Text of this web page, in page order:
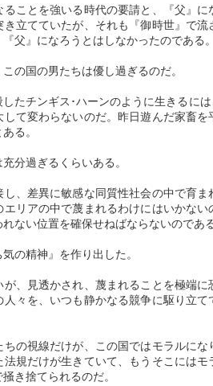
ことを強いる時代の要請と、『父』
立てていたが、それも『御時世』で
父』になろうとはしなかったのである。
の国の男たちは優し過ぎるのだ。
たチンギス･ハーンのように生きるに
て変わらないのだ。昨日遊んだ家畜
る。
分過ぎるくらいある。
、差異に敏感な同質性社会の中で育
リアの中で蔑まれるわけにはいかな
ない位置を確保せねばならないのである
の精神』を作り出した。
、見透かされ、蔑まれることを極端
々を、いつも静かなる競争に駆り立
の視線だけが、この国ではモラルに
規だけが生きていて、もうそこには
き捨てられるのだ。